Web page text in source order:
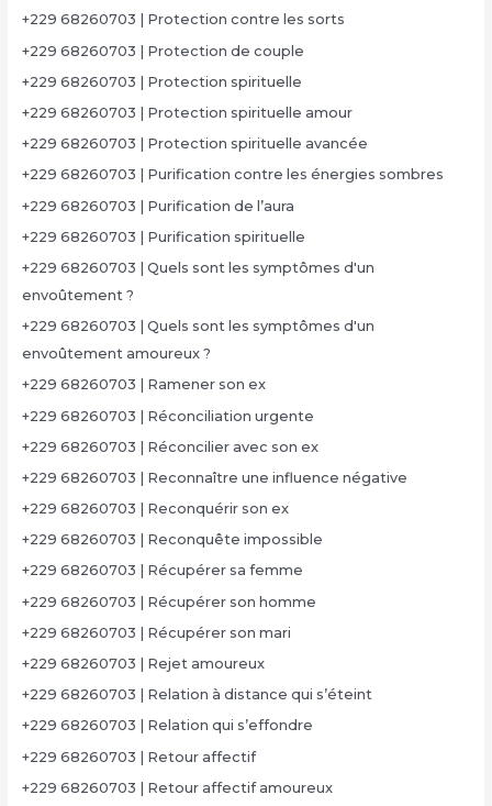
+229 68260703 | Protection contre les sorts
+229 68260703 | Protection de couple
+229 68260703 | Protection spirituelle
+229 68260703 | Protection spirituelle amour
+229 68260703 | Protection spirituelle avancée
+229 68260703 | Purification contre les énergies sombres
+229 68260703 | Purification de l’aura
+229 68260703 | Purification spirituelle
+229 68260703 | Quels sont les symptômes d'un
envoûtement ?
+229 68260703 | Quels sont les symptômes d'un
envoûtement amoureux ?
+229 68260703 | Ramener son ex
+229 68260703 | Réconciliation urgente
+229 68260703 | Réconcilier avec son ex
+229 68260703 | Reconnaître une influence négative
+229 68260703 | Reconquérir son ex
+229 68260703 | Reconquête impossible
+229 68260703 | Récupérer sa femme
+229 68260703 | Récupérer son homme
+229 68260703 | Récupérer son mari
+229 68260703 | Rejet amoureux
+229 68260703 | Relation à distance qui s’éteint
+229 68260703 | Relation qui s’effondre
+229 68260703 | Retour affectif
+229 68260703 | Retour affectif amoureux